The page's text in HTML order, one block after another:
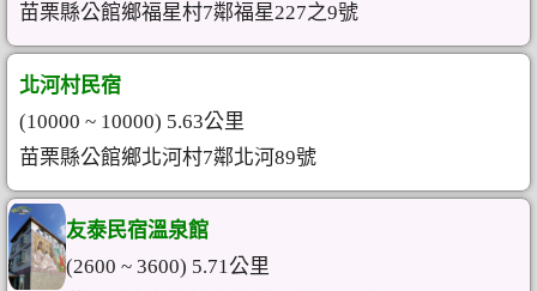
苗栗縣公館鄉福星村7鄰福星227之9號
北河村民宿
(10000 ~ 10000) 5.63公里
苗栗縣公館鄉北河村7鄰北河89號
友泰民宿溫泉館
(2600 ~ 3600) 5.71公里